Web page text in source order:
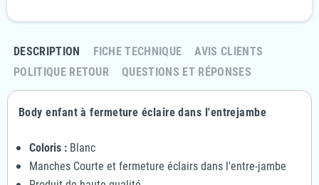
DESCRIPTION FICHE TECHNIQUE
AVIS CLIENTS
POLITIQUE RETOUR
QUESTIONS ET RÉPONSES
Body enfant à fermeture éclaire dans l'entrejambe
Coloris : Blanc
Manches Courte et fermeture éclairs dans l'entre-jambe